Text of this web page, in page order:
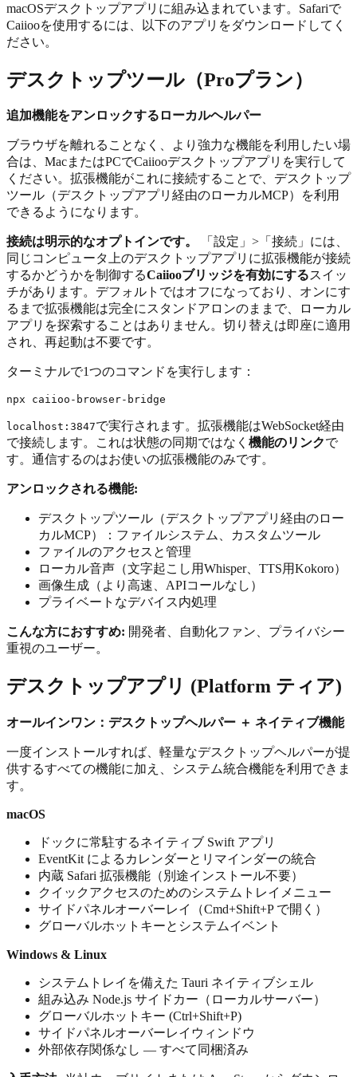
macOSデスクトップアプリに組み込まれています。Safariで
Caiiooを使用するには、以下のアプリをダウンロードしてく
ださい。
デスクトップツール（Proプラン）
追加機能をアンロックするローカルヘルパー
ブラウザを離れることなく、より強力な機能を利用したい場
合は、MacまたはPCでCaiiooデスクトップアプリを実行して
ください。拡張機能がこれに接続することで、デスクトップ
ツール（デスクトップアプリ経由のローカルMCP）を利用
できるようになります。
接続は明示的なオプトインです。
「設定」>「接続」には、
同じコンピュータ上のデスクトップアプリに拡張機能が接続
するかどうかを制御するCaiiooブリッジを有効にするスイッ
チがあります。デフォルトではオフになっており、オンにす
るまで拡張機能は完全にスタンドアロンのままで、ローカル
アプリを探索することはありません。切り替えは即座に適用
され、再起動は不要です。
ターミナルで1つのコマンドを実行します：
localhost:3847で実行されます。拡張機能はWebSocket経由
で接続します。これは状態の同期ではなく 機能のリンクで
す。通信するのはお使いの拡張機能のみです。
アンロックされる機能:
デスクトップツール（デスクトップアプリ経由のロー
カルMCP）：ファイルシステム、カスタムツール
ファイルのアクセスと管理
ローカル音声（文字起こし用Whisper、TTS用Kokoro）
画像生成（より高速、APIコールなし）
プライベートなデバイス内処理
こんな方におすすめ: 開発者、自動化ファン、プライバシー
重視のユーザー。
デスクトップアプリ (Platform ティア)
オールインワン：デスクトップヘルパー ＋ ネイティブ機能
一度インストールすれば、軽量なデスクトップヘルパーが提
供するすべての機能に加え、システム統合機能を利用できま
す。
macOS
ドックに常駐するネイティブ Swift アプリ
EventKit によるカレンダーとリマインダーの統合
内蔵 Safari 拡張機能（別途インストール不要）
クイックアクセスのためのシステムトレイメニュー
サイドパネルオーバーレイ（Cmd+Shift+P で開く）
グローバルホットキーとシステムイベント
Windows & Linux
システムトレイを備えた Tauri ネイティブシェル
組み込み Node.js サイドカー（ローカルサーバー）
グローバルホットキー (Ctrl+Shift+P)
サイドパネルオーバーレイウィンドウ
外部依存関係なし — すべて同梱済み